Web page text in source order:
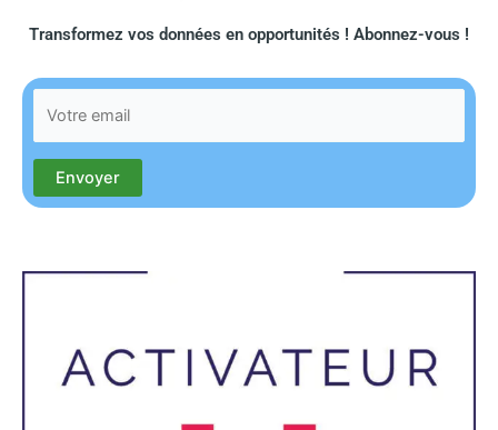
Transformez vos données en opportunités ! Abonnez-vous !​